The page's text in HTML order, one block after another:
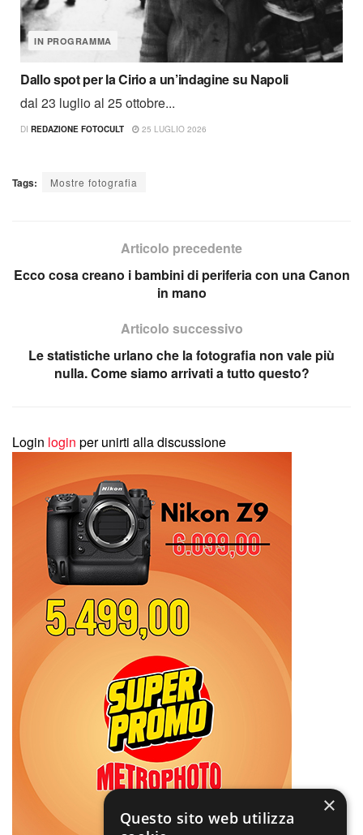
IN PROGRAMMA
Dallo spot per la Cirio a un’indagine su Napoli
dal 23 luglio al 25 ottobre...
DI REDAZIONE FOTOCULT 25 LUGLIO 2026
Tags: Mostre fotografia
Articolo precedente
Ecco cosa creano i bambini di periferia con una Canon
in mano
Articolo successivo
Le statistiche urlano che la fotografia non vale più
nulla. Come siamo arrivati a tutto questo?
Login login per unirti alla discussione
×
Questo sito web utilizza